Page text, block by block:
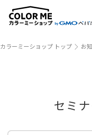
カラーミーショップ トップ お
セミ